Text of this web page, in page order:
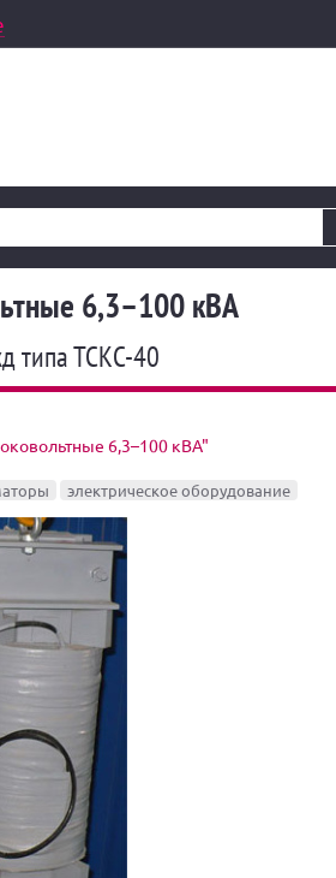
6,3–100 кВА
типа ТСКС-40
6,3–100 кВА"
электрическое оборудование